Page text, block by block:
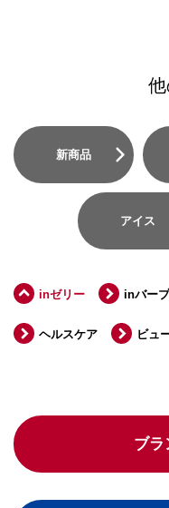
新商品
アイス
inゼリー inバー
ヘルスケア ビュ
ブラ